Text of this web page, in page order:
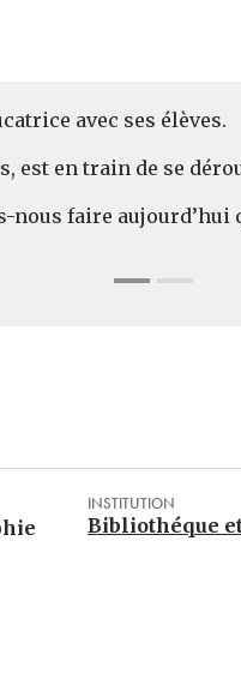
avec ses élèves.
est en train de se
nous faire
INSTITUTION
Bibliothéque